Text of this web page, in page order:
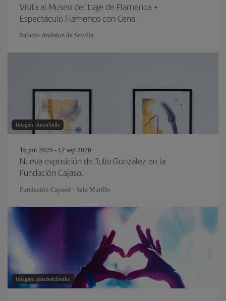
Visita al Museo del traje de Flamenca +
Espectáculo Flamenco con Cena
Palacio Andaluz de Sevilla
Imagen: AnnaStills
16 jun 2026 - 12 sep 2026
Nueva exposición de Julio González en la
Fundación Cajasol
Fundación Cajasol - Sala Murillo
Imagen: maxbelchenko